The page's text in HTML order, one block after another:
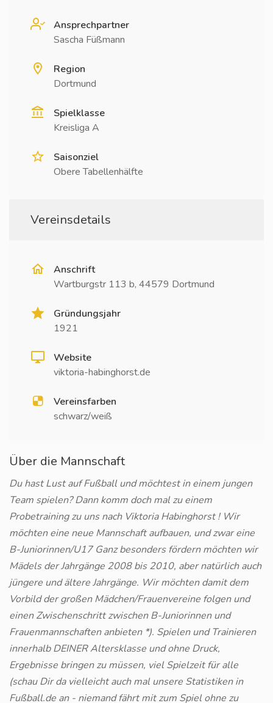
Ansprechpartner
Sascha Füßmann
Region
Dortmund
Spielklasse
Kreisliga A
Saisonziel
Obere Tabellenhälfte
Vereinsdetails
Anschrift
Wartburgstr 113 b, 44579 Dortmund
Gründungsjahr
1921
Website
viktoria-habinghorst.de
Vereinsfarben
schwarz/weiß
Über die Mannschaft
Du hast Lust auf Fußball und möchtest in einem jungen
Team spielen? Dann komm doch mal zu einem
Probetraining zu uns nach Viktoria Habinghorst ! Wir
möchten eine neue Mannschaft aufbauen, und zwar eine
B-Juniorinnen/U17 Ganz besonders fördern möchten wir
Mädels der Jahrgänge 2008 bis 2010, aber natürlich auch
jüngere und ältere Jahrgänge. Wir möchten damit dem
Vorbild der großen Mädchen/Frauenvereine folgen und
einen Zwischenschritt zwischen B-Juniorinnen und
Frauenmannschaften anbieten *). Spielen und Trainieren
innerhalb DEINER Altersklasse und ohne Druck,
Ergebnisse bringen zu müssen, viel Spielzeit für alle
(schau Dir da vielleicht auch mal unsere Statistiken in
Fußball.de an - niemand fährt mit zum Spiel ohne zu